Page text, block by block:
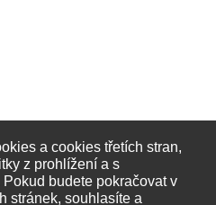
a cookies třetích stran,
z prohlížení a s
budete pokračovat v
stránek, souhlasíte a